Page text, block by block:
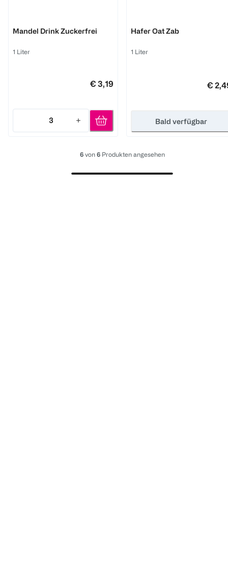
Mandel Drink Zuckerfrei
1 Liter
€ 3,19
3
Quantity: 3
Hafer Oat Zab
1 Liter
€
Bald verfügbar
6 von6 Produkten angesehen